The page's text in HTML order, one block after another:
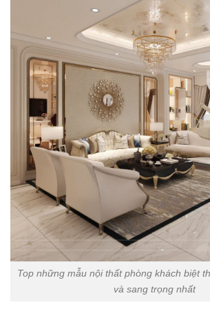
Top những mẫu nội thất phòng khách biệt
và sang trọng nhất